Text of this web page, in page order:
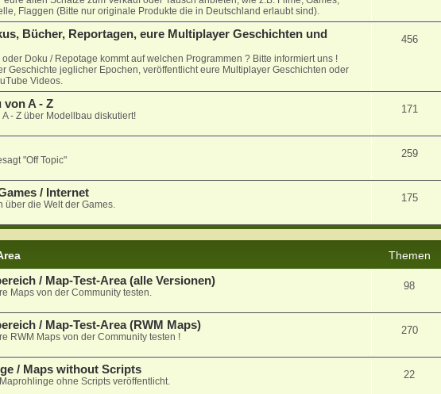
Flaggen (Bitte nur originale Produkte die in Deutschland erlaubt sind).
Bücher, Reportagen, eure Multiplayer Geschichten und
Doku / Repotage kommt auf welchen Programmen ? Bitte informiert uns !
Geschichte jeglicher Epochen, veröffentlicht eure Multiplayer Geschichten oder
Videos.
456
von A - Z
A - Z über Modellbau diskutiert!
171
"Off Topic"
259
/ Internet
über die Welt der Games.
175
Themen
/ Map-Test-Area (alle Versionen)
Maps von der Community testen.
98
/ Map-Test-Area (RWM Maps)
RWM Maps von der Community testen !
270
/ Maps without Scripts
ohne Scripts veröffentlicht.
22